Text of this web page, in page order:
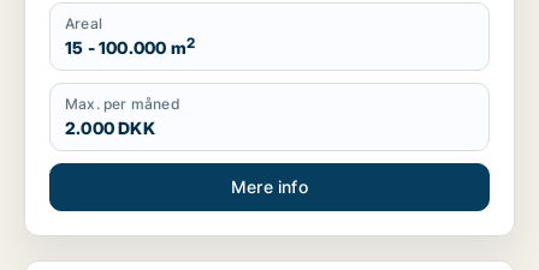
Areal
15 - 100.000 m2
Max. per måned
2.000 DKK
Mere info